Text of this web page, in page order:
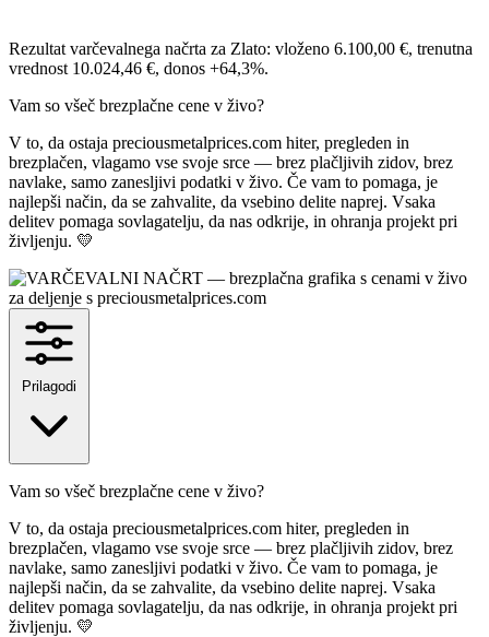
Rezultat varčevalnega načrta za Zlato: vloženo 6.100,00 €, trenutna
vrednost 10.024,46 €, donos +64,3%.
Vam so všeč brezplačne cene v živo?
V to, da ostaja preciousmetalprices.com hiter, pregleden in
brezplačen, vlagamo vse svoje srce — brez plačljivih zidov, brez
navlake, samo zanesljivi podatki v živo. Če vam to pomaga, je
najlepši način, da se zahvalite, da vsebino delite naprej. Vsaka
delitev pomaga sovlagatelju, da nas odkrije, in ohranja projekt pri
življenju. 💛
Prilagodi
Vam so všeč brezplačne cene v živo?
V to, da ostaja preciousmetalprices.com hiter, pregleden in
brezplačen, vlagamo vse svoje srce — brez plačljivih zidov, brez
navlake, samo zanesljivi podatki v živo. Če vam to pomaga, je
najlepši način, da se zahvalite, da vsebino delite naprej. Vsaka
delitev pomaga sovlagatelju, da nas odkrije, in ohranja projekt pri
življenju. 💛